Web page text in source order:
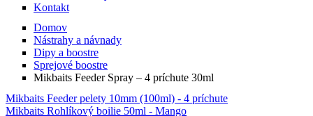
Kontakt
Domov
Nástrahy a návnady
Dipy a boostre
Sprejové boostre
Mikbaits Feeder Spray – 4 príchute 30ml
Mikbaits Feeder pelety 10mm (100ml) - 4 príchute
Mikbaits Rohlíkový boilie 50ml - Mango